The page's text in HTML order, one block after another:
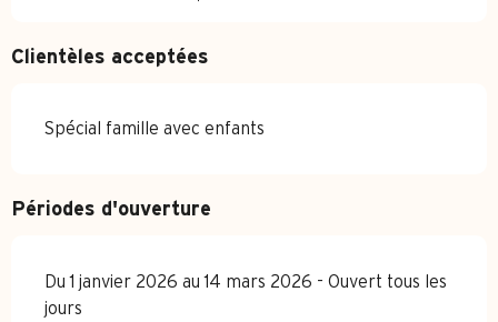
Clientèles acceptées
Spécial famille avec enfants
Périodes d'ouverture
Du 1 janvier 2026 au 14 mars 2026 - Ouvert tous les
jours